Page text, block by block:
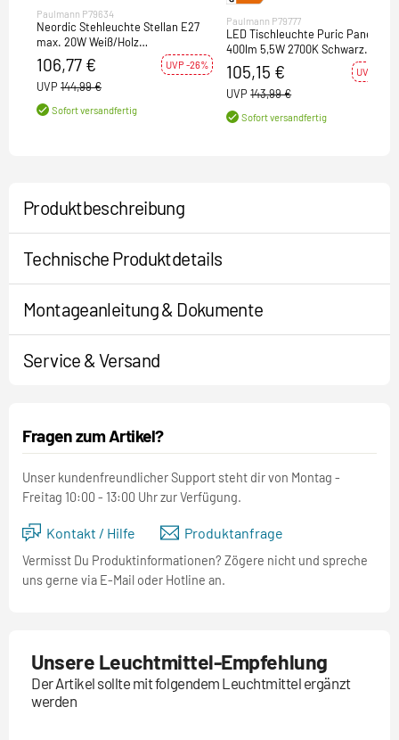
Paulmann P79634
Neordic Stehleuchte Stellan E27
max. 20W Weiß/Holz
Stoff/Metall/Holz
106,77 € UVP -26%
UVP 144,99 €
Sofort versandfertig
Paulmann P79777
LED Tischleuchte Puric Pane
400lm 5,5W 2700K Schwarz
dimmbar mit 3-Step-Dim
schwenkbar
105,15 € UVP -27%
UVP 143,99 €
Sofort versandfertig
Produktbeschreibung
Technische Produktdetails
Montageanleitung & Dokumente
Service & Versand
Fragen zum Artikel?
Unser kundenfreundlicher Support steht dir von Montag -
Freitag 10:00 - 13:00 Uhr zur Verfügung.
Kontakt / Hilfe Produktanfrage
Vermisst Du Produktinformationen? Zögere nicht und spreche
uns gerne via E-Mail oder Hotline an.
Unsere Leuchtmittel-Empfehlung
Der Artikel sollte mit folgendem Leuchtmittel ergänzt
werden